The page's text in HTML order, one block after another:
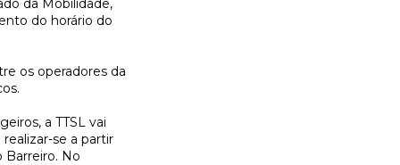
da Mobilidade,
do horário do
os operadores da
a TTSL vai
se a partir
Barreiro. No